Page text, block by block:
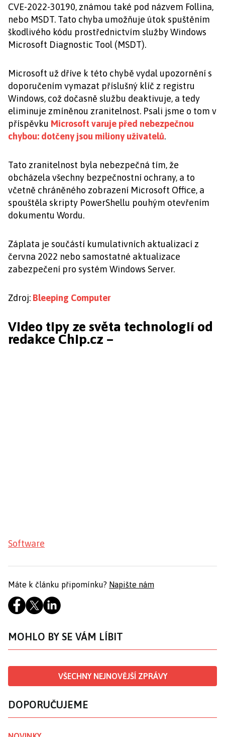
CVE-2022-30190, známou také pod názvem Follina,
nebo MSDT. Tato chyba umožňuje útok spuštěním
škodlivého kódu prostřednictvím služby Windows
Microsoft Diagnostic Tool (MSDT).
Microsoft už dříve k této chybě vydal upozornění s
doporučením vymazat příslušný klíč z registru
Windows, což dočasně službu deaktivuje, a tedy
eliminuje zmíněnou zranitelnost. Psali jsme o tom v
příspěvku Microsoft varuje před nebezpečnou
chybou: dotčeny jsou miliony uživatelů.
Tato zranitelnost byla nebezpečná tím, že
obcházela všechny bezpečnostní ochrany, a to
včetně chráněného zobrazení Microsoft Office, a
spouštěla skripty PowerShellu pouhým otevřením
dokumentu Wordu.
Záplata je součástí kumulativních aktualizací z
června 2022 nebo samostatné aktualizace
zabezpečení pro systém Windows Server.
Zdroj: Bleeping Computer
Video tipy ze světa technologií od
redakce Chip.cz –
Software
Máte k článku připomínku? Napište nám
MOHLO BY SE VÁM LÍBIT
VŠECHNY NEJNOVĚJŠÍ ZPRÁVY
DOPORUČUJEME